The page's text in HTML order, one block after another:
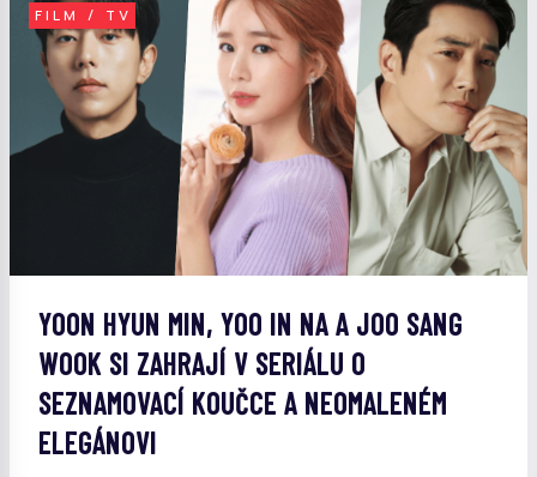
FILM / TV
YOON HYUN MIN, YOO IN NA A JOO SANG
WOOK SI ZAHRAJÍ V SERIÁLU O
SEZNAMOVACÍ KOUČCE A NEOMALENÉM
ELEGÁNOVI